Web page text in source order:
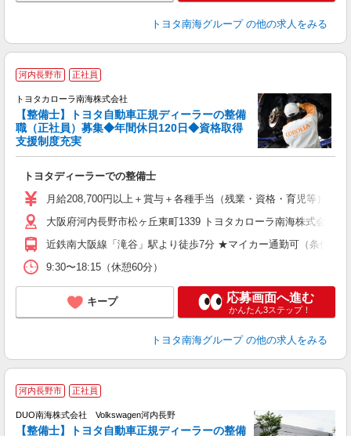
トヨタ南海グループ の他の求人をみる
河内長野市 正社員
トヨタカローラ南海株式会社
【整備士】トヨタ自動車正規ディーラーの整備
職（正社員）募集◆年間休日120日◆資格取得
支援制度充実
トヨタディーラーでの整備士
月給208,700円以上＋賞与＋各種手当（残業・資格・育児等） ※
大阪府河内長野市松ヶ丘東町1339 トヨタカローラ南海株式会
近鉄南大阪線「滝谷」駅より徒歩7分 ★マイカー通勤可（条件有）
9:30〜18:15（休憩60分）
キープ 応募画面へ進む
かんたん3ステップ！
トヨタ南海グループ の他の求人をみる
河内長野市 正社員
DUO南海株式会社 Volkswagen河内長野
【整備士】トヨタ自動車正規ディーラーの整備